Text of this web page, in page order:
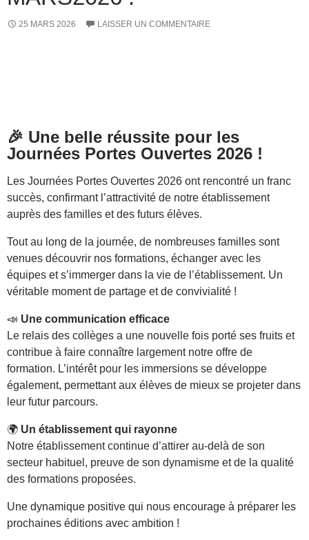
25 MARS 2026 LAISSER UN COMMENTAIRE
🎉 Une belle réussite pour les
Journées Portes Ouvertes 2026 !
Les Journées Portes Ouvertes 2026 ont rencontré un franc
succès, confirmant l’attractivité de notre établissement
auprès des familles et des futurs élèves.
Tout au long de la journée, de nombreuses familles sont
venues découvrir nos formations, échanger avec les
équipes et s’immerger dans la vie de l’établissement. Un
véritable moment de partage et de convivialité !
📣 Une communication efficace
Le relais des collèges a une nouvelle fois porté ses fruits et
contribue à faire connaître largement notre offre de
formation. L’intérêt pour les immersions se développe
également, permettant aux élèves de mieux se projeter dans
leur futur parcours.
🌍 Un établissement qui rayonne
Notre établissement continue d’attirer au-delà de son
secteur habituel, preuve de son dynamisme et de la qualité
des formations proposées.
Une dynamique positive qui nous encourage à préparer les
prochaines éditions avec ambition !